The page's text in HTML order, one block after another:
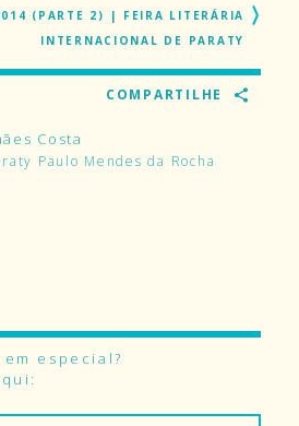
(PARTE 2) | FEIRA LITERÁRIA
INTERNACIONAL DE PARATY
Costa
Paulo Mendes da Rocha
COMPARTILHE
especial?